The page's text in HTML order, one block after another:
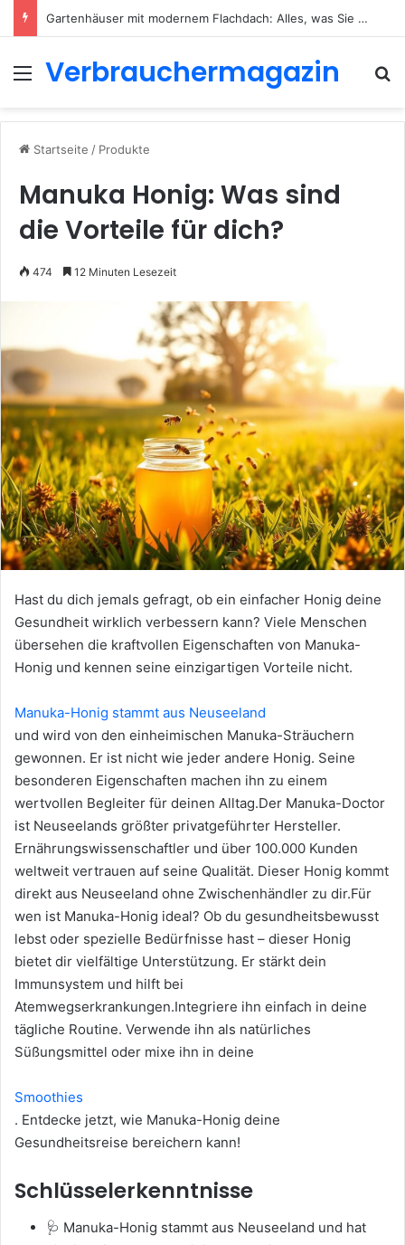
Welche LED Aufbauspots gibt es? Ein vollständiger Überblick für 2026
Menü
Verbrauchermagazin
Startseite / Produkte
Manuka Honig: Was sind
die Vorteile für dich?
474 12 Minuten Lesezeit
Hast du dich jemals gefragt, ob ein einfacher Honig deine
Gesundheit wirklich verbessern kann? Viele Menschen
übersehen die kraftvollen Eigenschaften von Manuka-
Honig und kennen seine einzigartigen Vorteile nicht.
Manuka-Honig stammt aus Neuseeland
und wird von den einheimischen Manuka-Sträuchern
gewonnen. Er ist nicht wie jeder andere Honig. Seine
besonderen Eigenschaften machen ihn zu einem
wertvollen Begleiter für deinen Alltag.Der Manuka-Doctor
ist Neuseelands größter privatgeführter Hersteller.
Ernährungswissenschaftler und über 100.000 Kunden
weltweit vertrauen auf seine Qualität. Dieser Honig kommt
direkt aus Neuseeland ohne Zwischenhändler zu dir.Für
wen ist Manuka-Honig ideal? Ob du gesundheitsbewusst
lebst oder spezielle Bedürfnisse hast – dieser Honig
bietet dir vielfältige Unterstützung. Er stärkt dein
Immunsystem und hilft bei
Atemwegserkrankungen.Integriere ihn einfach in deine
tägliche Routine. Verwende ihn als natürliches
Süßungsmittel oder mixe ihn in deine
Smoothies
. Entdecke jetzt, wie Manuka-Honig deine
Gesundheitsreise bereichern kann!
Schlüsselerkenntnisse
🩺 Manuka-Honig stammt aus Neuseeland und hat